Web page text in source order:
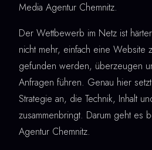
Media Agentur Chemnitz.
Der Wettbewerb im Netz ist
nicht mehr, einfach eine Website
gefunden werden, überzeugen
Anfragen führen. Genau hier
Strategie an, die Technik, Inhalt
zusammenbringt. Darum geht es
Agentur Chemnitz.